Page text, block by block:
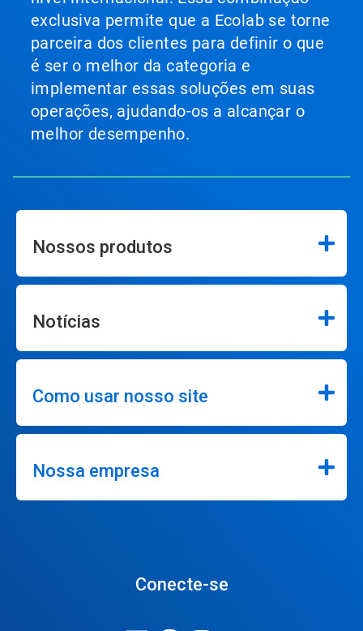
exclusiva permite que a Ecolab se torne
parceira dos clientes para definir o que
é ser o melhor da categoria e
implementar essas soluções em suas
operações, ajudando-os a alcançar o
melhor desempenho.
Nossos produtos
Notícias
Como usar nosso site
Nossa empresa
Conecte-se